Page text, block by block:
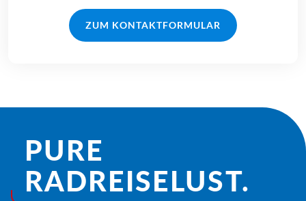
ZUM KONTAKTFORMULAR
PURE
RADREISE­LUST.